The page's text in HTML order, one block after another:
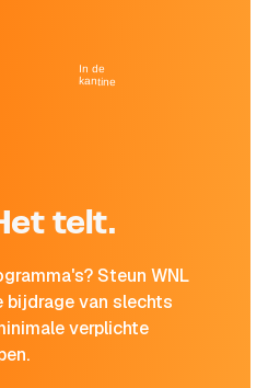
telt.
Steun WNL
van slechts
verplichte
In de
kantine